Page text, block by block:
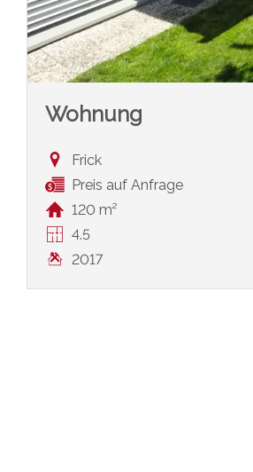
Wohnung
Frick
Preis auf Anfrage
120 m²
4.5
2017